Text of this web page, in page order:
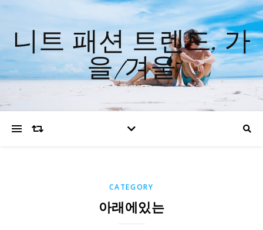
니트 패션 트렌드, 가
을/겨울
CATEGORY
아래에있는